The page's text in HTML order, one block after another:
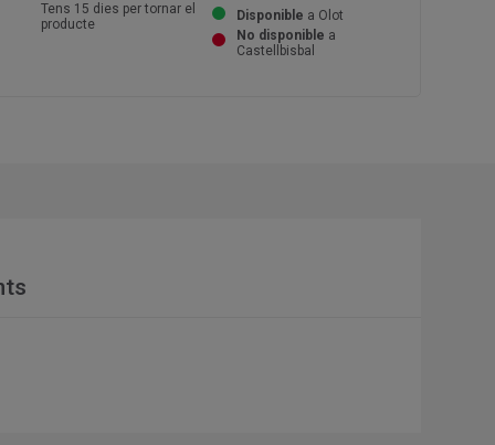
Tens 15 dies per tornar el
producte
Disponible a Olot
No disponible a
Castellbisbal